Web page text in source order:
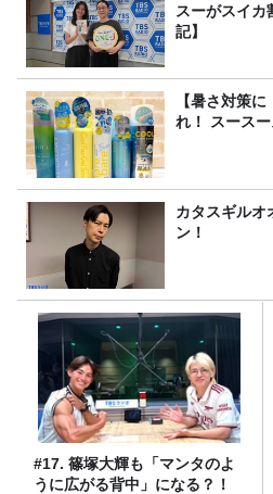
スーがスイカ
記】
【暑さ対策
れ！ スース
カタスギルオ
ン！
#17. 篠塚大輝も「マンタのよ
うに広がる背中」になる？！